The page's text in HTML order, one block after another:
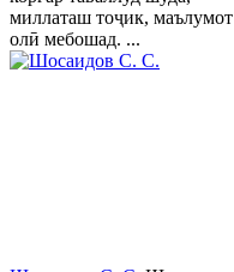
миллаташ тоҷик, маълумот
олӣ мебошад. ...